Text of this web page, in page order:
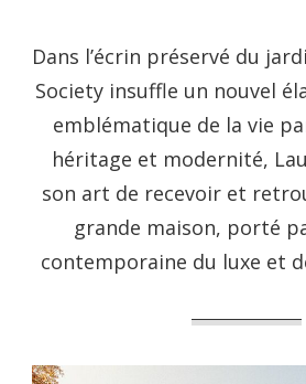
Dans l’écrin préservé du
Society insuffle un nouvel
emblématique de la vie
héritage et modernité,
son art de recevoir et
grande maison, porté
contemporaine du luxe et